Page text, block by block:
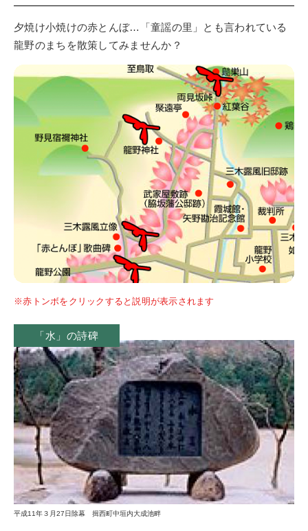
夕焼け小焼けの赤とんぼ…「童謡の里」とも言われている
龍野のまちを散策してみませんか？
※赤トンボをクリックすると説明が表示されます
「水」の詩碑
平成11年３月27日除幕 揖西町中垣内大成池畔